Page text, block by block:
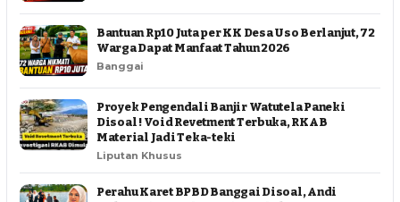
Bantuan Rp10 Juta per KK Desa Uso Berlanjut, 72
Warga Dapat Manfaat Tahun 2026
Banggai
Proyek Pengendali Banjir Watutela Paneki
Disoal ! Void Revetment Terbuka, RKAB
Material Jadi Teka-teki
Liputan Khusus
Perahu Karet BPBD Banggai Disoal, Andi